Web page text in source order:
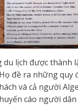
lịch được thành
đề ra những quy
và cả người
cáo người dân